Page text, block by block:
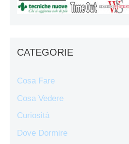
CATEGORIE
Cosa Fare
Cosa Vedere
Curiosità
Dove Dormire